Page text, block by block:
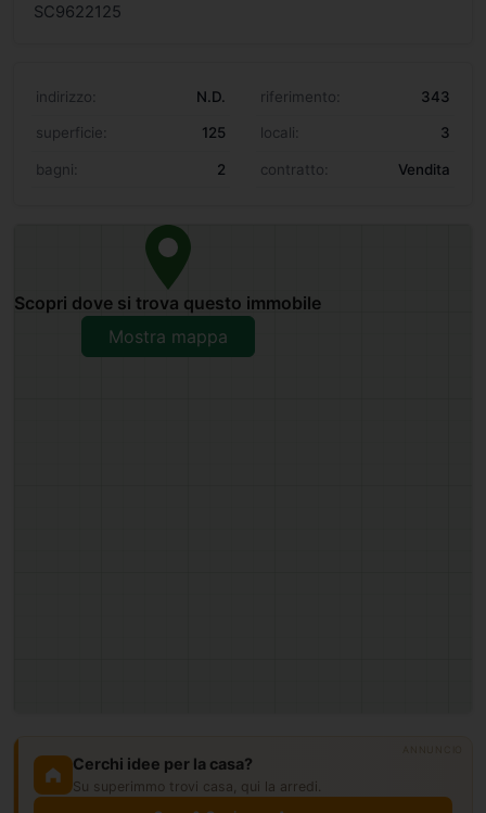
SC9622125
indirizzo: N.D. riferimento: 343
superficie: 125 locali: 3
bagni: 2 contratto: Vendita
Scopri dove si trova questo immobile
Mostra mappa
Cerchi idee per la casa?
Su superimmo trovi casa, qui la arredi.